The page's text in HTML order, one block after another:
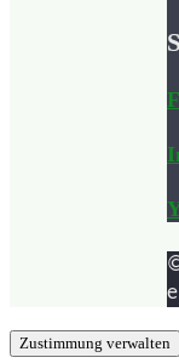
Zustimmung verwalten